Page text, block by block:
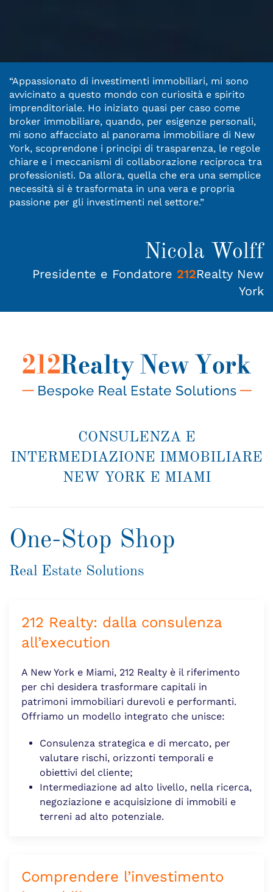
“Appassionato di investimenti immobiliari, mi sono
avvicinato a questo mondo con curiosità e spirito
imprenditoriale. Ho iniziato quasi per caso come
broker immobiliare, quando, per esigenze personali,
mi sono affacciato al panorama immobiliare di New
York, scoprendone i principi di trasparenza, le regole
chiare e i meccanismi di collaborazione reciproca tra
professionisti. Da allora, quella che era una semplice
necessità si è trasformata in una vera e propria
passione per gli investimenti nel settore.”
Nicola Wolff
Presidente e Fondatore 212Realty New
York
CONSULENZA E
INTERMEDIAZIONE IMMOBILIARE
NEW YORK E MIAMI
One-Stop Shop
Real Estate Solutions
212 Realty: dalla consulenza
all’execution
A New York e Miami, 212 Realty è il riferimento
per chi desidera trasformare capitali in
patrimoni immobiliari durevoli e performanti.
Offriamo un modello integrato che unisce:
Consulenza strategica e di mercato, per
valutare rischi, orizzonti temporali e
obiettivi del cliente;
Intermediazione ad alto livello, nella ricerca,
negoziazione e acquisizione di immobili e
terreni ad alto potenziale.
Comprendere l’investimento